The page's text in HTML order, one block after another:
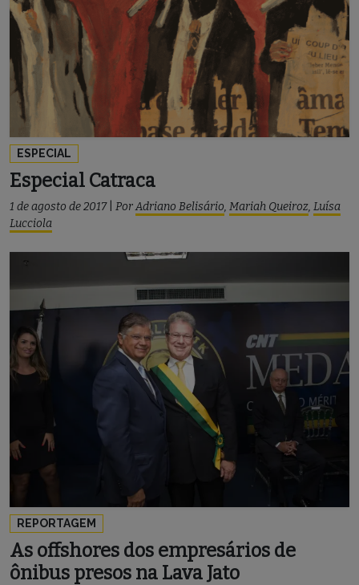
ESPECIAL
Especial Catraca
1 de agosto de 2017 PorAdriano Belisário, Mariah Queiroz, Luísa
Lucciola
REPORTAGEM
As offshores dos empresários de
ônibus presos na Lava Jato